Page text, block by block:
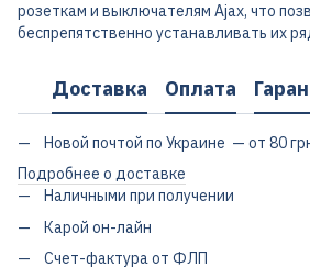
розеткам и выключателям Ajax, что
беспрепятственно устанавливать их
Доставка Оплата
Новой почтой по Украине — от 80
Подробнее о доставке
Наличными при получении
Карой он-лайн
Счет-фактура от ФЛП